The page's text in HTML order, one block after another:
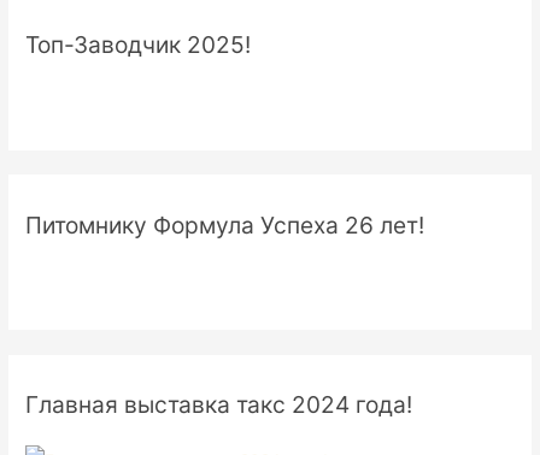
Топ-Заводчик 2025!
Питомнику Формула Успеха 26 лет!
Главная выставка такс 2024 года!